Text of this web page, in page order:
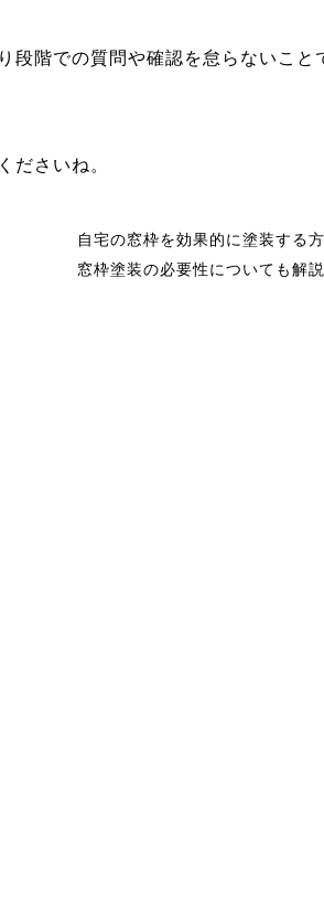
段階での質問や確認を怠らないこと
ださいね。
自宅の窓枠を効果的に塗装する
窓枠塗装の必要性についても解